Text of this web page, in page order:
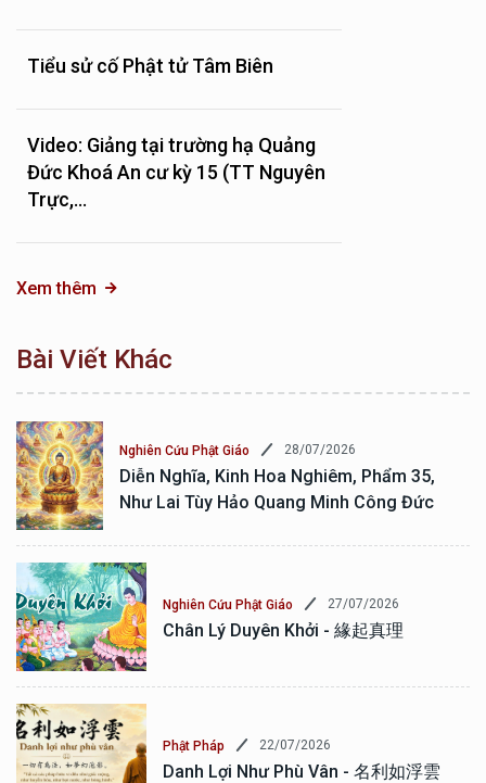
Tiểu sử cố Phật tử Tâm Biên
Video: Giảng tại trường hạ Quảng
Đức Khoá An cư kỳ 15 (TT Nguyên
Trực,...
Xem thêm
Bài Viết Khác
Nghiên Cứu Phật Giáo 28/07/2026
Diễn Nghĩa, Kinh Hoa Nghiêm, Phẩm 35,
Như Lai Tùy Hảo Quang Minh Công Đức
Nghiên Cứu Phật Giáo 27/07/2026
Chân Lý Duyên Khởi - 緣起真理
Phật Pháp 22/07/2026
Danh Lợi Như Phù Vân - 名利如浮雲